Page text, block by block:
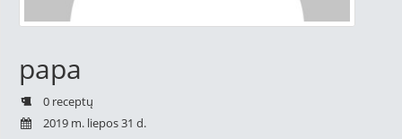
papa
0 receptų
2019 m. liepos 31 d.